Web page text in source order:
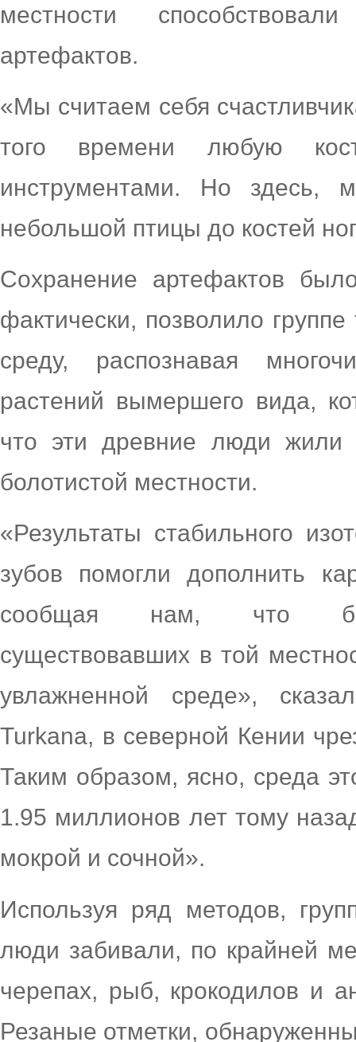
местности
артефактов.
«Мы считаем себя
того времени любую
инструментами. Но здесь,
небольшой птицы до костей
Сохранение артефактов
фактически, позволило
среду, распознавая
растений вымершего вида,
что эти древние люди
болотистой местности.
«Результаты стабильного
зубов помогли дополнить
сообщая нам, что
существовавших в той
увлажненной среде»,
Turkana, в северной Кении
Таким образом, ясно, среда
1.95 миллионов лет тому
мокрой и сочной».
Используя ряд методов,
люди забивали, по крайней
черепах, рыб, крокодилов и
Резаные отметки,